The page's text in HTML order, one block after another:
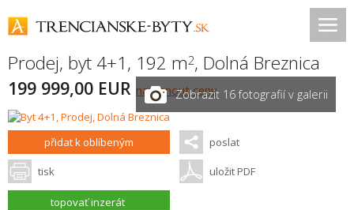
Prodej, byt 4+1, 192 m2, Dolná Breznica
199 999,00 EUR navrhnout cenuZobrazit 16 fotografií v galerii
přidat k oblíbeným poslat
tisk uložit PDF
topovať inzerát